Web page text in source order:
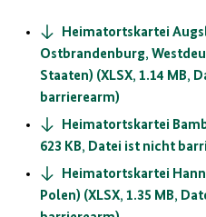
Heimatortskartei
Ostbrandenburg,
Staaten) (XLSX, 1.14 MB,
barrierearm)
Heimatortskartei
623 KB, Datei ist nicht
Heimatortskartei
Polen) (XLSX, 1.35 MB,